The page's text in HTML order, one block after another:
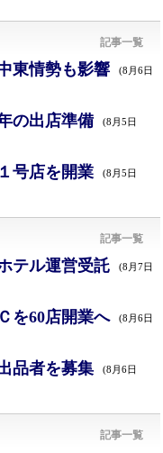
記事一覧
東情勢も影響 (8月6日
の出店準備 (8月5日
号店を開業 (8月5日
記事一覧
テル運営受託 (8月7日
を60店開業へ (8月6日
品者を募集 (8月6日
記事一覧